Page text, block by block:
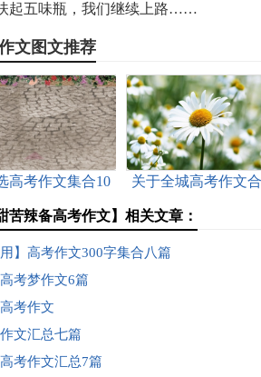
起五味瓶，我们继续上路……
文图文推荐
高考作文集合10
关于全城高考作文合
苦辣备高考作文】相关文章：
用】高考作文300字集合八篇
考梦作文6篇
考作文
文汇总七篇
考作文汇总7篇